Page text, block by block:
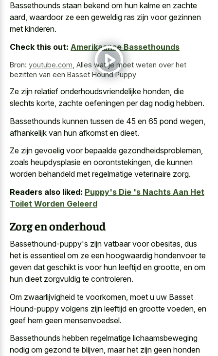
Bassethounds staan bekend om hun kalme en zachte
aard, waardoor ze een geweldig ras zijn voor gezinnen
met kinderen.
Check this out: Amerikaanse Bassethounds
Bron: youtube.com Alles wat je moet weten over het
bezitten van een Basset Hound Puppy
Ze zijn relatief onderhoudsvriendelijke honden, die
slechts korte, zachte oefeningen per dag nodig hebben.
Bassethounds kunnen tussen de 45 en 65 pond wegen,
afhankelijk van hun afkomst en dieet.
Ze zijn gevoelig voor bepaalde gezondheidsproblemen,
zoals heupdysplasie en oorontstekingen, die kunnen
worden behandeld met regelmatige veterinaire zorg.
Readers also liked: Puppy's Die 's Nachts Aan Het
Toilet Worden Geleerd
Zorg en onderhoud
Bassethound-puppy's zijn vatbaar voor obesitas, dus
het is essentieel om ze een hoogwaardig hondenvoer te
geven dat geschikt is voor hun leeftijd en grootte, en om
hun dieet zorgvuldig te controleren.
Om zwaarlijvigheid te voorkomen, moet u uw Basset
Hound-puppy volgens zijn leeftijd en grootte voeden, en
geef hem geen mensenvoedsel.
Bassethounds hebben regelmatige lichaamsbeweging
nodig om gezond te blijven, maar het zijn geen honden